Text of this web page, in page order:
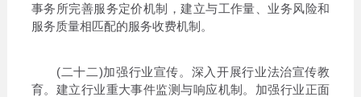
事务所完善服务定价机制，建立与工作量、业务风险和
服务质量相匹配的服务收费机制。
(二十二)加强行业宣传。深入开展行业法治宣传教
育。建立行业重大事件监测与响应机制。加强行业正面